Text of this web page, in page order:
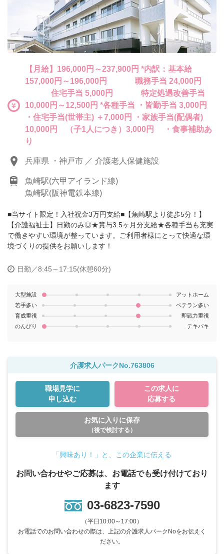
【月給】196,000円～237,900円 *内訳：基本給
157,000円～196,000円 職務手当 24,000円
住宅手当 5,000円 特定処遇改善手当
10,000円～12,500円 *各種手当 ・皆勤手当 3,000円
・住宅手当(世帯主) ＋7,000円 ・家族手当(配偶者)
10,000円 （子1人につき）3,000円 ・食事補助あ
り
兵庫県 ・神戸市 ／ 介護老人保健施設
魚崎駅(六甲アイランド線)
魚崎駅(阪神電鉄本線)
■当サイト限定！入社祝金3万円支給■【魚崎駅より徒歩5分！】
【介護福祉士】日勤のみ◎★賞与3.5ヶ月分支給★各種手当も充実
で働きやすい環境が整っています。ご利用者様にとって快適な環
境づくりの提供をお願いします！
日勤／8:45～17:15(休憩60分)
大型施設
アットホーム
若手多い
ベテラン多い
育成重視
即戦力重視
のんびり
テキパキ
介護求人パークNo.763806
職場見学に
申し込む
この求人に
応募する
お気に入りに保存
（後で検討する）
「興味あり！」と、この企業に伝える
お問い合わせやご応募は、お電話でも受け付けており
ます
03-6823-7590
（平日10:00～17:00）
お電話でのお問い合わせの際は、上記の介護求人パークNoをお伝えく
ださい。